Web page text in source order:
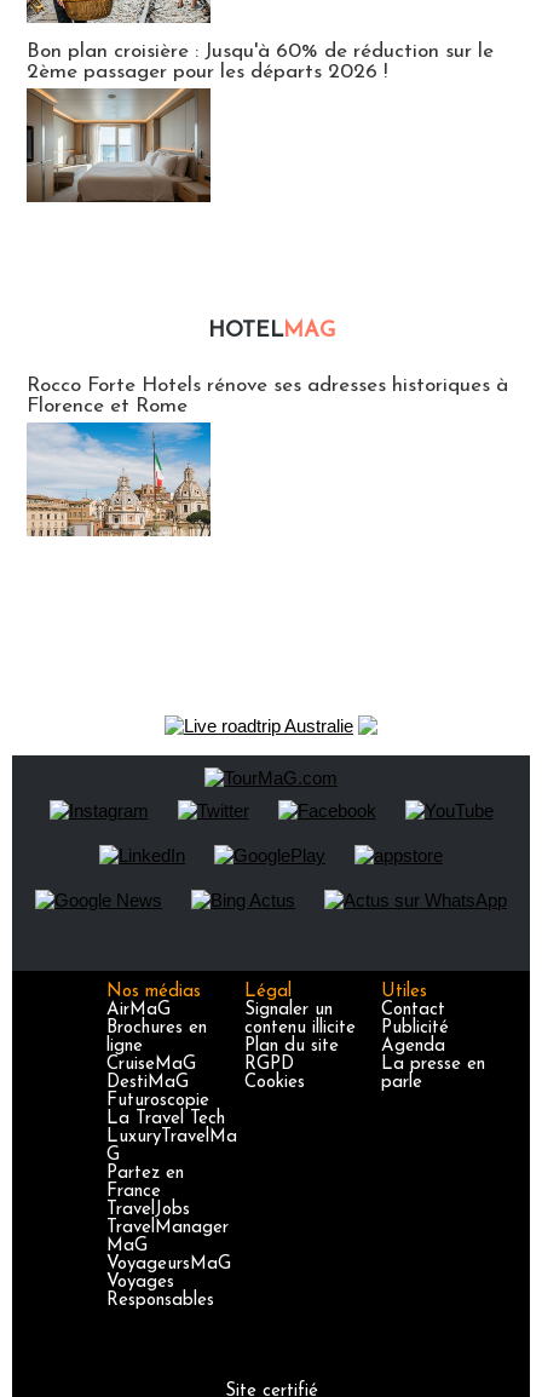
Bon plan croisière : Jusqu'à 60% de réduction sur le
2ème passager pour les départs 2026 !
HOTELMAG
Rocco Forte Hotels rénove ses adresses historiques à
Florence et Rome
Nos médias
AirMaG
Brochures en
ligne
CruiseMaG
DestiMaG
Futuroscopie
La Travel Tech
LuxuryTravelMa
G
Partez en
France
TravelJobs
TravelManager
MaG
VoyageursMaG
Voyages
Responsables
Légal
Signaler un
contenu illicite
Plan du site
RGPD
Cookies
Utiles
Contact
Publicité
Agenda
La presse en
parle
Site certifié